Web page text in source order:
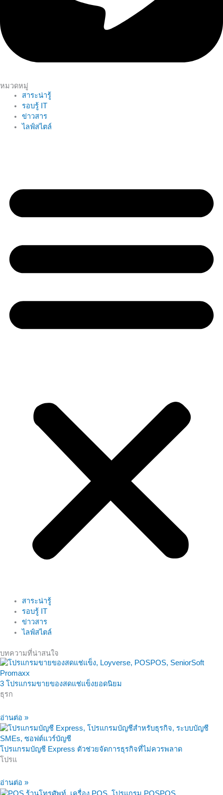
หมวดหมู่
สาระน่ารู้
รอบรู้ IT
ข่าวสาร
ไลฟ์สไตล์
สาระน่ารู้
รอบรู้ IT
ข่าวสาร
ไลฟ์สไตล์
บทความที่น่าสนใจ
3 โปรแกรมขายของสดแช่แข็งยอดนิยม
ธุรก
อ่านต่อ »
โปรแกรมบัญชี Express ตัวช่วยจัดการธุรกิจที่ไม่ควรพลาด
โปรแ
อ่านต่อ »